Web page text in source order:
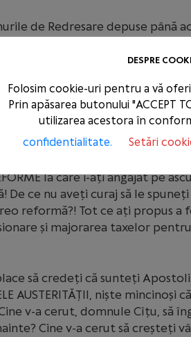
de Redresare depuse până
țărilor europene au
care l-au considerat un motor
Germania pe industrie,
Domnule Cîțu, domnule
poveste frumoasă despre
decât să tăiați, să readuceți
la care i-ați angajat pe
De ce nu aveți curaj să le
reformă?! Tot ce ați propus a
și majorarea taxelor
să credeți că sunteți
AUSTERITĂȚII, niște mincinoși
v-a cerut, domnule Cîțu, să
Cine v-a cerut să creșteți
DESPRE
Folosim cookie-uri pentru a vă
Prin apăsarea butonului "ACCEPT
utilizarea acestora în
confidentialitate.
Setări